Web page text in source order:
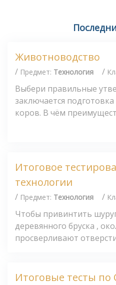
Животноводство
/ Предмет: Технология /
Выбери правильные
заключается
коров. В чём
Итоговое
технологии
/ Предмет: Технология /
Чтобы привинтить
деревянного бруска ,
просверливают
Итоговые тесты по